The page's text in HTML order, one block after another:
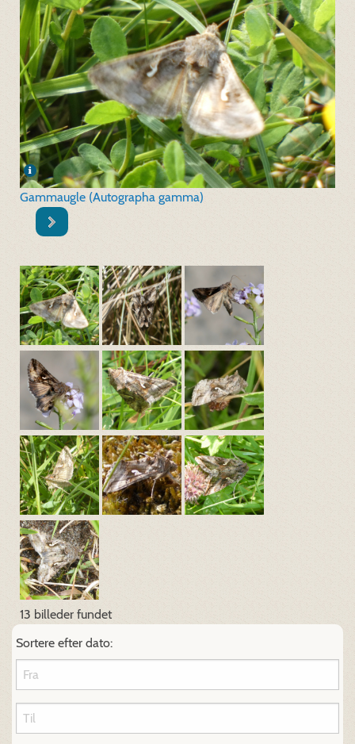
Gammaugle (Autographa gamma)
13 billeder fundet
Sortere efter dato: